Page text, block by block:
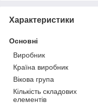
Характеристики
Основні
Виробник
Країна виробник
Вікова група
Кількість складових
елементів